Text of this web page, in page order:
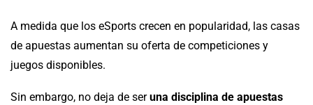
A medida que los eSports crecen en popularidad, las casas
de apuestas aumentan su oferta de competiciones y
juegos disponibles.
Sin embargo, no deja de seruna disciplina de apuestas